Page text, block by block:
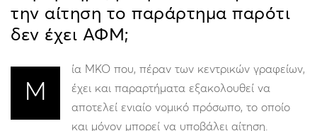
την αίτηση το παράρτημα παρότι
δεν έχει ΑΦΜ;
Μ
ία ΜΚΟ που, πέραν των κεντρικών γραφείων,
έχει και παραρτήματα εξακολουθεί να
αποτελεί ενιαίο νομικό πρόσωπο, το οποίο
και μόνον μπορεί να υποβάλει αίτηση.